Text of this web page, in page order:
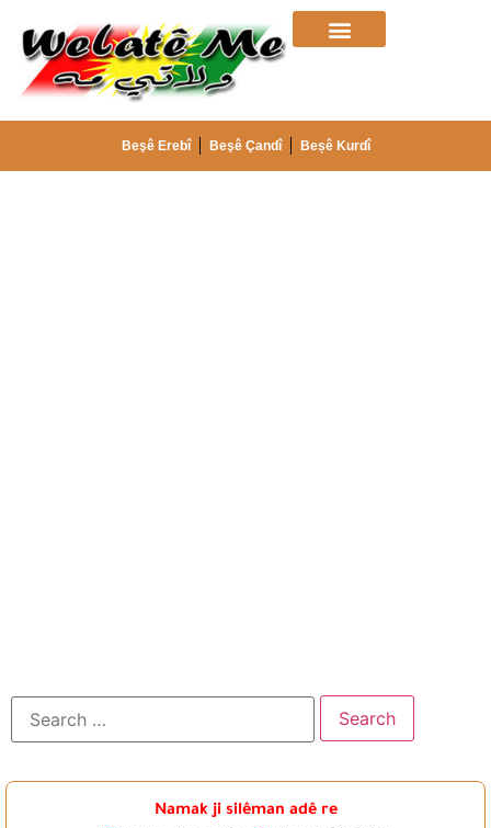
Beşê Erebî Beşê Çandî Beșê Kurdî
Namak ji silêman adê re